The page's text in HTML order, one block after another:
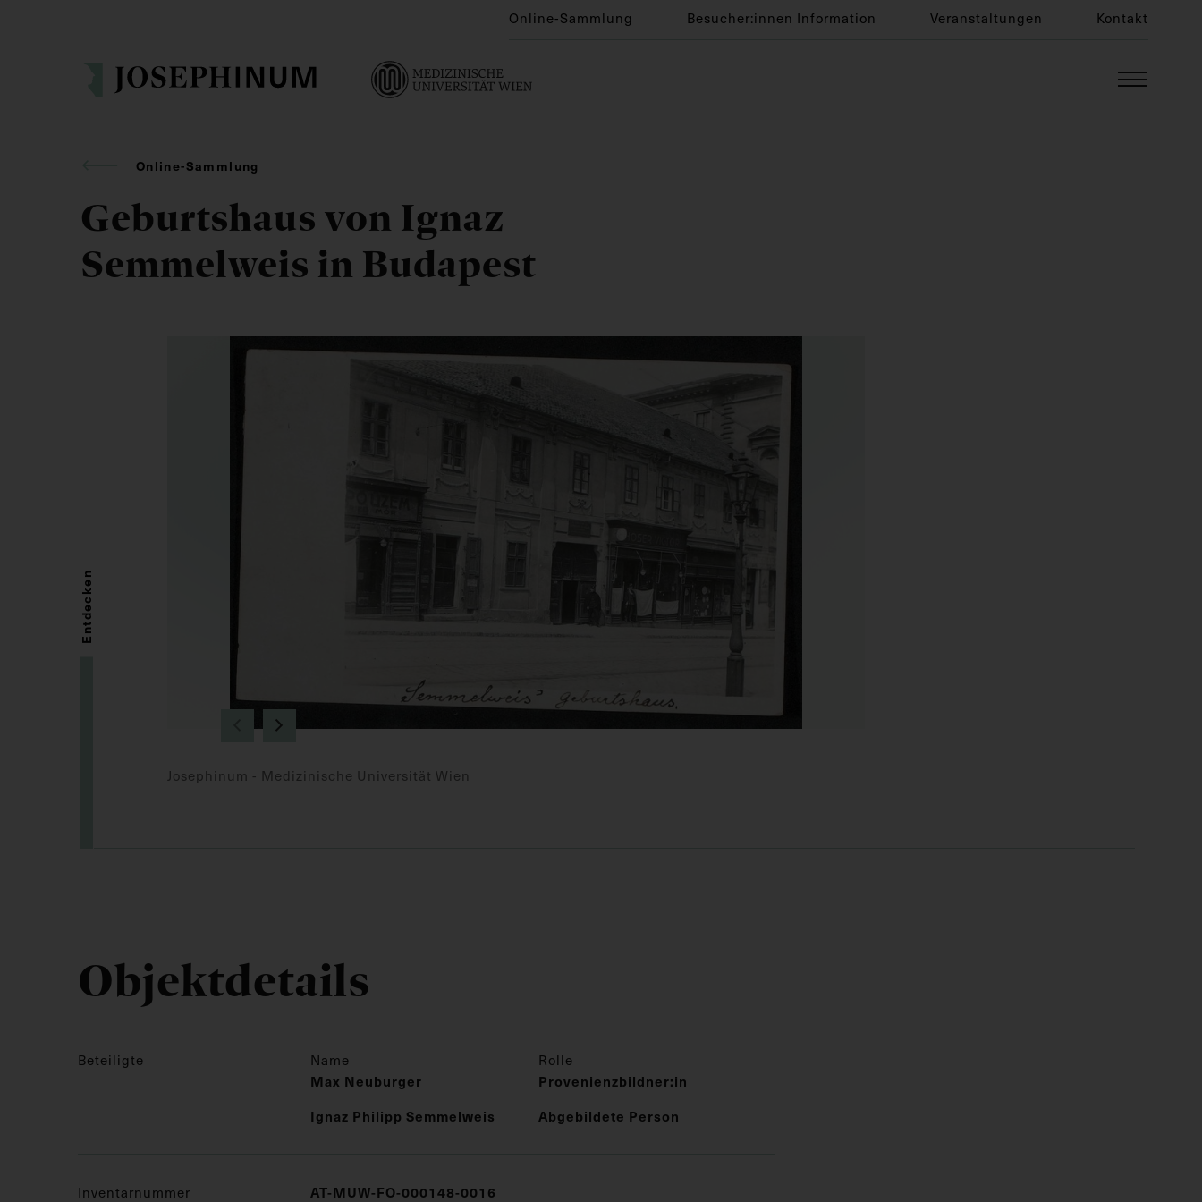
Online-Sammlung Besucher:innen Information Veranstaltungen Kontakt
Online-Sammlung
Geburtshaus von Ignaz
Semmelweis in Budapest
Josephinum - Medizinische Universität Wien
Entdecken
Objektdetails
Beteiligte Name Rolle
Max Neuburger
Provenienzbildner:in
Ignaz Philipp Semmelweis
Abgebildete Person
Inventarnummer AT-MUW-FO-000148-0016